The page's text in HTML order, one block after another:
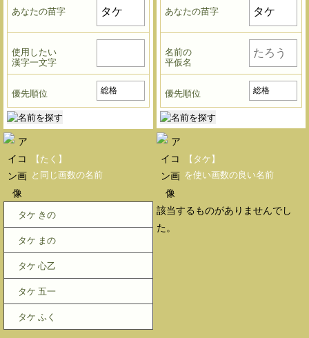
あなたの苗字
使用したい
漢字一文字
優先順位
あなたの苗字
名前の
平仮名
優先順位
【たく】
と同じ画数の名前
タケ きの
タケ まの
タケ 心乙
タケ 五一
タケ ふく
【タケ】
を使い画数の良い名前
該当するものがありませんでし
た。